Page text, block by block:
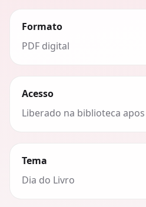
Formato
PDF digital
Acesso
Liberado na biblioteca
Tema
Dia do Livro